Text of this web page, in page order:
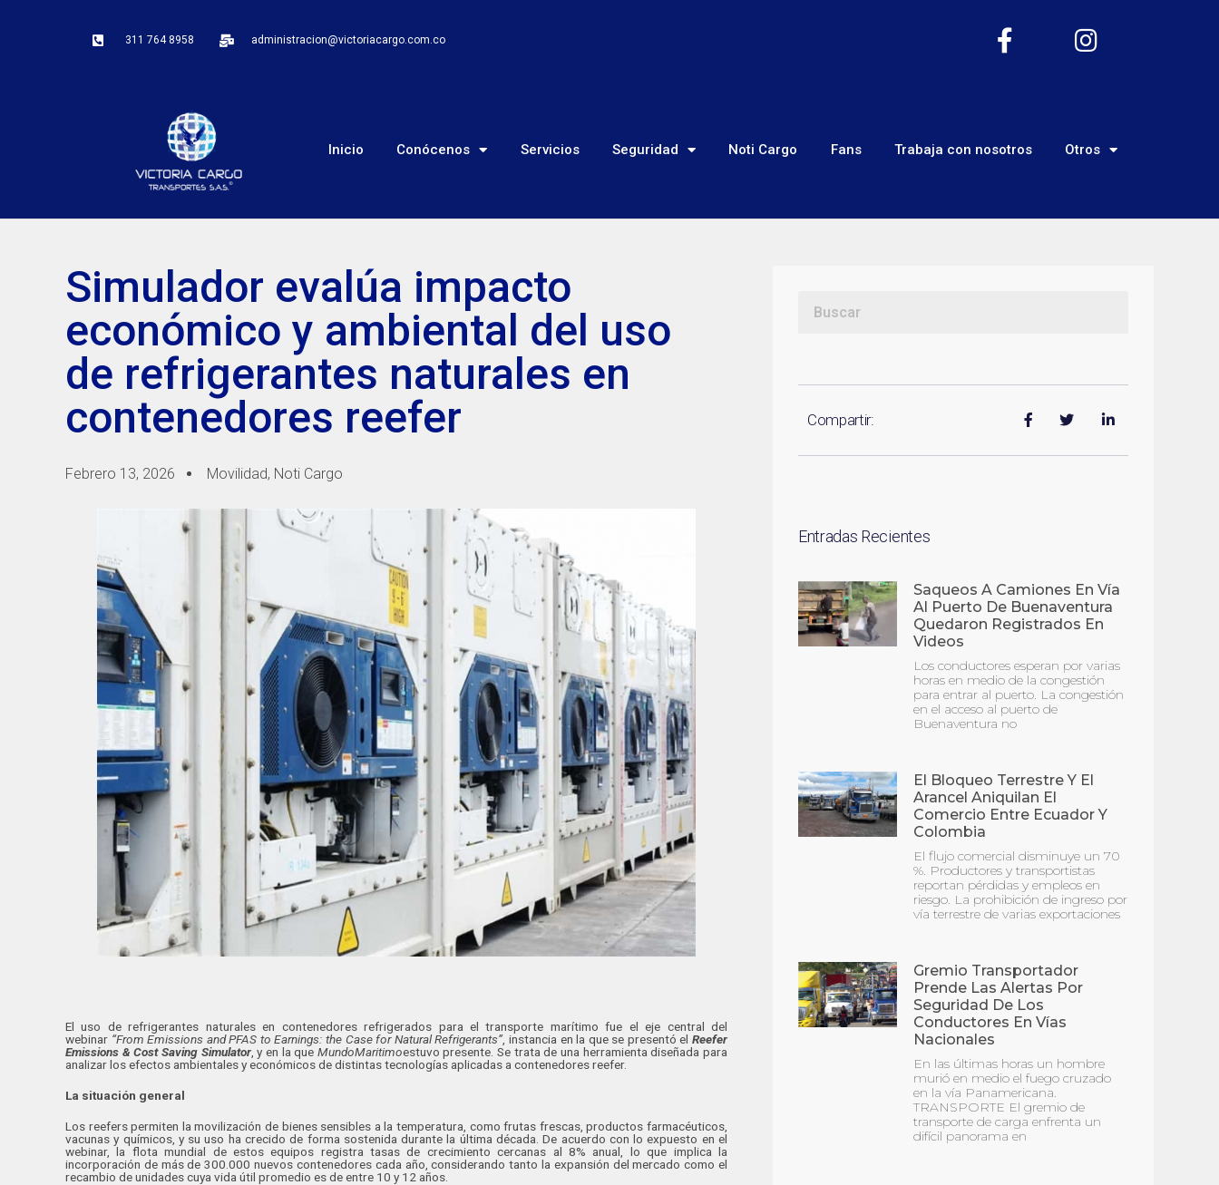
311 764 8958 administracion@victoriacargo.com.co
Inicio Conócenos Servicios Seguridad Noti Cargo Fans Trabaja con nosotros Otros
Simulador evalúa impacto
económico y ambiental del uso
de refrigerantes naturales en
contenedores reefer
Febrero 13, 2026 Movilidad, Noti Cargo
El uso de refrigerantes naturales en contenedores refrigerados para el transporte marítimo fue el eje central del
webinar “From Emissions and PFAS to Earnings: the Case for Natural Refrigerants”, instancia en la que se presentó elReefer
Emissions & Cost Saving Simulator, y en la que MundoMaritimoestuvo presente. Se trata de una herramienta diseñada para
analizar los efectos ambientales y económicos de distintas tecnologías aplicadas a contenedores reefer.
La situación general
Los reefers permiten la movilización de bienes sensibles a la temperatura, como frutas frescas, productos farmacéuticos,
vacunas y químicos, y su uso ha crecido de forma sostenida durante la última década. De acuerdo con lo expuesto en el
webinar, la flota mundial de estos equipos registra tasas de crecimiento cercanas al 8% anual, lo que implica la
incorporación de más de 300.000 nuevos contenedores cada año, considerando tanto la expansión del mercado como el
recambio de unidades cuya vida útil promedio es de entre 10 y 12 años.
Compartir:
Entradas Recientes
Saqueos A Camiones En Vía
Al Puerto De Buenaventura
Quedaron Registrados En
Videos
Los conductores esperan por varias
horas en medio de la congestión
para entrar al puerto. La congestión
en el acceso al puerto de
Buenaventura no
El Bloqueo Terrestre Y El
Arancel Aniquilan El
Comercio Entre Ecuador Y
Colombia
El flujo comercial disminuye un 70
%. Productores y transportistas
reportan pérdidas y empleos en
riesgo. La prohibición de ingreso por
vía terrestre de varias exportaciones
Gremio Transportador
Prende Las Alertas Por
Seguridad De Los
Conductores En Vías
Nacionales
En las últimas horas un hombre
murió en medio el fuego cruzado
en la vía Panamericana.
TRANSPORTE El gremio de
transporte de carga enfrenta un
difícil panorama en